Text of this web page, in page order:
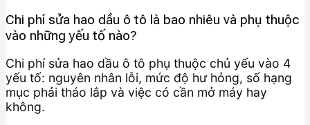
Chi phí sửa hao dầu ô tô là bao nhiêu và phụ thuộc
vào những yếu tố nào?
Chi phí sửa hao dầu ô tô phụ thuộc chủ yếu vào 4
yếu tố: nguyên nhân lỗi, mức độ hư hỏng, số hạng
mục phải tháo lắp và việc có cần mở máy hay
không.